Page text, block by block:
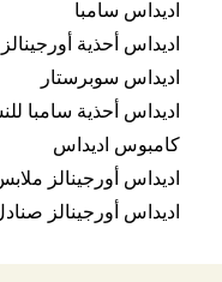
اديداس سامبا
اديداس أحذية أورجينالز
اديداس سوبرستار
اديداس أحذية سامبا
كامبوس اديداس